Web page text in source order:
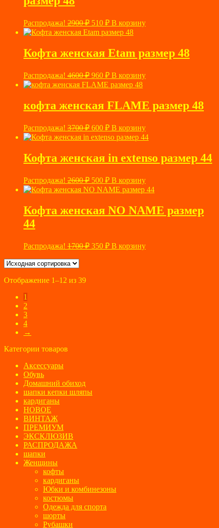
Распродажа! 2900₽ Первоначальная
цена
составляла
2900 ₽.
510 ₽Текущая
цена:
В корзину
Кофта женская Etam размер 48
Распродажа! 4600₽ Первоначальная
цена
составляла
4600 ₽.
960 ₽Текущая
цена:
В корзину
кофта женская FLAME размер 48
Распродажа! 3700₽ Первоначальная
цена
составляла
3700 ₽.
600 ₽Текущая
цена:
В корзину
Кофта женская in extenso размер 44
Распродажа! 2600₽ Первоначальная
цена
составляла
2600 ₽.
500 ₽Текущая
цена:
В корзину
Кофта женская NO NAME размер
44
Распродажа! 1700₽ Первоначальная
350 ₽Текущая
цена:
В корзину
Отображение 1–12 из 39
1
2
3
4
→
Категории товаров
Аксессуары
Обувь
Домашний обиход
шапки кепки шляпы
кардиганы
НОВОЕ
ВИНТАЖ
ПРЕМИУМ
ЭКСКЛЮЗИВ
РАСПРОДАЖА
шапки
Женщины
кофты
кардиганы
Юбки и комбинезоны
костюмы
Одежда для спорта
шорты
Рубашки